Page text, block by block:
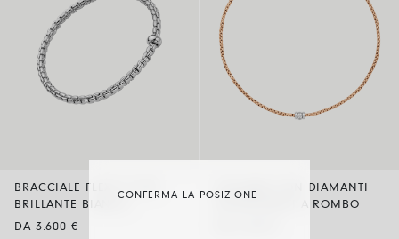
CONFERMA LA POSIZIONE
BRACCIALE FLEX’IT CON
BRILLANTE BIANCO
DA 3.600 €
COLLANA CON DIAMANTI
INCASTONATI A ROMBO